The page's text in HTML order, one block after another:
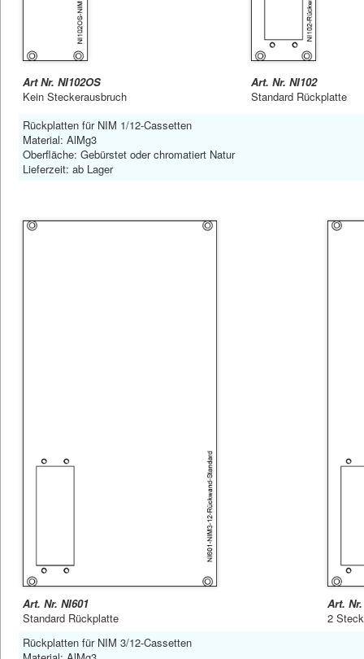
Art Nr. NI102OS
Kein Steckerausbruch
Art. Nr. NI102
Standard Rückplatte
Rückplatten für NIM 1/12-Cassetten
Material: AlMg3
Oberfläche: Gebürstet oder chromatiert Natur
Lieferzeit: ab Lager
Art. Nr. NI601
Standard Rückplatte
Art.
2
Rückplatten für NIM 3/12-Cassetten